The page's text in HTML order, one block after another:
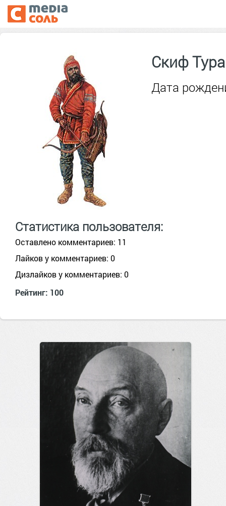
Скиф
Дата
Статистика пользователя:
Оставлено комментариев: 11
Лайков у комментариев: 0
Дизлайков у комментариев: 0
Рейтинг: 100